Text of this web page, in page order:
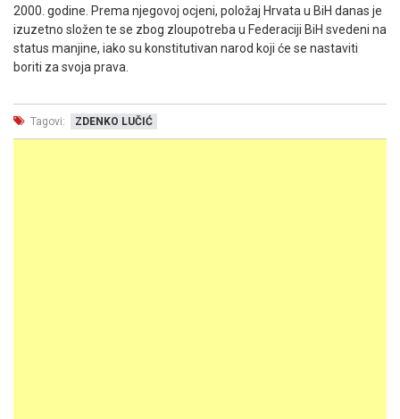
2000. godine. Prema njegovoj ocjeni, položaj Hrvata u BiH danas je
izuzetno složen te se zbog zloupotreba u Federaciji BiH svedeni na
status manjine, iako su konstitutivan narod koji će se nastaviti
boriti za svoja prava.
Tagovi: ZDENKO LUČIĆ